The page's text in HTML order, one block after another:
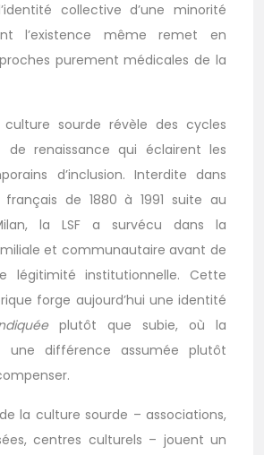
collective d’une minorité
l’existence même remet en
purement médicales de la
culture sourde révèle des cycles
de renaissance qui éclairent les
d’inclusion. Interdite dans
français de 1880 à 1991 suite au
la LSF a survécu dans la
et communautaire avant de
légitimité institutionnelle. Cette
forge aujourd’hui une identité
plutôt que subie, où la
une différence assumée plutôt
la culture sourde – associations,
centres culturels – jouent un